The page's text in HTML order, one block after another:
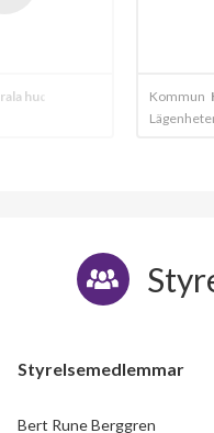
Kommun
Styrelsemedlemmar
Bert Rune Berggren